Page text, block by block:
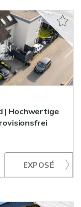
| Hochwertige